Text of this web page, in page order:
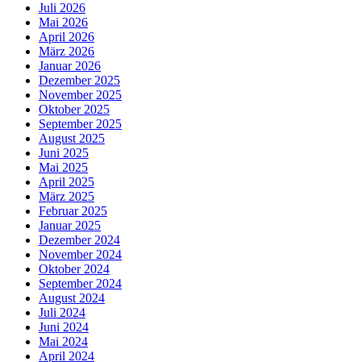
Juli 2026
Mai 2026
April 2026
März 2026
Januar 2026
Dezember 2025
November 2025
Oktober 2025
September 2025
August 2025
Juni 2025
Mai 2025
April 2025
März 2025
Februar 2025
Januar 2025
Dezember 2024
November 2024
Oktober 2024
September 2024
August 2024
Juli 2024
Juni 2024
Mai 2024
April 2024